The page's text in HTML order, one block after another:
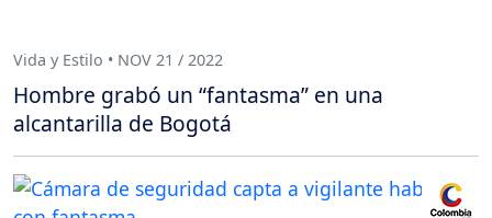
Vida y Estilo • NOV 21 / 2022
Hombre grabó un “fantasma” en una
alcantarilla de Bogotá